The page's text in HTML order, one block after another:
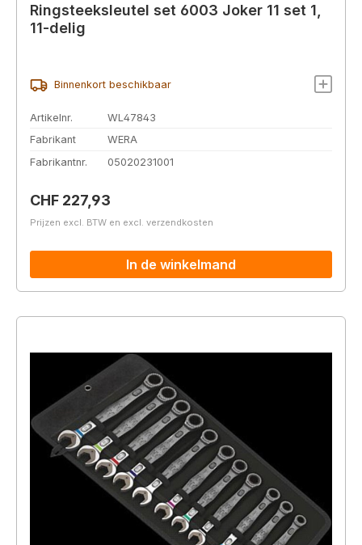
Ringsteeksleutel set 6003 Joker 11 set 1,
11-delig
Binnenkort beschikbaar
Artikelnr.
WL47843
Fabrikant
WERA
Fabrikantnr.
05020231001
Normale prijs:
CHF 227,93
Prijzen excl. BTW en excl. verzendkosten
In de winkelmand